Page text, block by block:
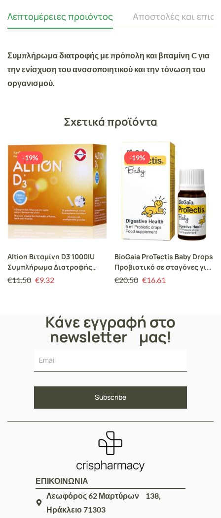
Λεπτομέρειες προιόντος Αποστολές και
Συμπλήρωμα διατροφής με πρόπολη και βιταμίνη C για
την ενίσχυση του ανοσοποιητικού και την τόνωση του
οργανισμού.
Σχετικά προϊόντα
-19%
Altion Βιταμίνη D3 1000IU
Συμπλήρωμα Διατροφής
Βιταμίνη D3 για την Υγεία
€11.50 €9.32
-19%
BioGaia ProTectis Baby Drops
Προβιοτικό σε σταγόνες για
την Αντιμετώπιση των
€20.50 €16.61
Κάνε εγγραφή στο
newsletter μας!
ΕΠΙΚΟΙΝΩΝΙΑ
Λεωφόρος 62 Μαρτύρων 138,
Ηράκλειο 71303